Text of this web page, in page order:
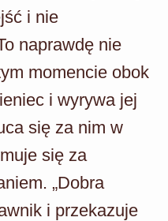
i nie
naprawdę nie
momencie obok
i wyrywa jej
się za nim w
się za
„Dobra
i przekazuje